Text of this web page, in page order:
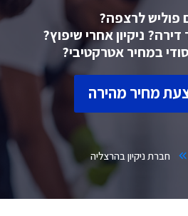
פוליש לרצפה?
דירה? ניקיון אחרי שיפוץ?
במחיר אטרקטיבי?
מחיר מהירה
חברת ניקיון בהרצליה